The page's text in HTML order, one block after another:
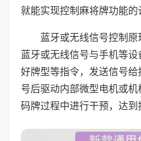
就能实现控制麻将牌功能的
蓝牙或无线信号控制
蓝牙或无线信号与手机等
好牌型等指令，发送信号
号后驱动内部微型电机或机
码牌过程中进行干预，达到